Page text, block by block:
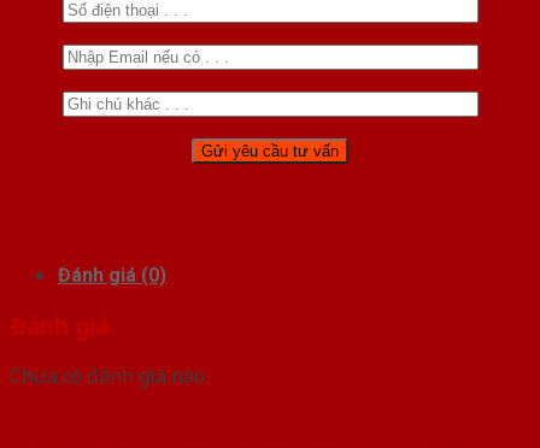
Đánh giá (0)
Đánh giá
Chưa có đánh giá nào.